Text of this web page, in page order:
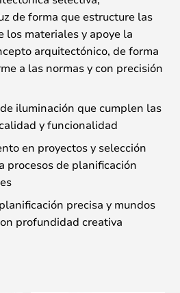
de forma que estructure las
los materiales y apoye la
arquitectónico, de forma
a las normas y con precisión
iluminación que cumplen las
y funcionalidad
en proyectos y selección
procesos de planificación
precisa y mundos
profundidad creativa